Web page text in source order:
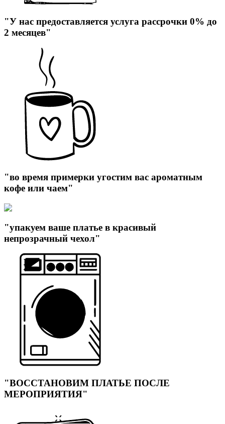
"У нас предоставляется услуга рассрочки 0% до
2 месяцев"
"во время примерки угостим вас ароматным
кофе или чаем"
"упакуем ваше платье в красивый
непрозрачный чехол"
"ВОССТАНОВИМ ПЛАТЬЕ ПОСЛЕ
МЕРОПРИЯТИЯ"